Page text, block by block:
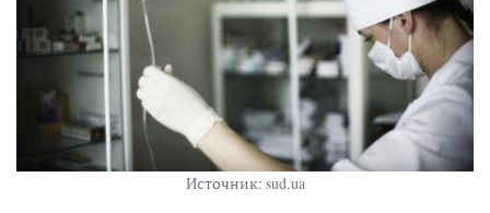
Источник: sud.ua